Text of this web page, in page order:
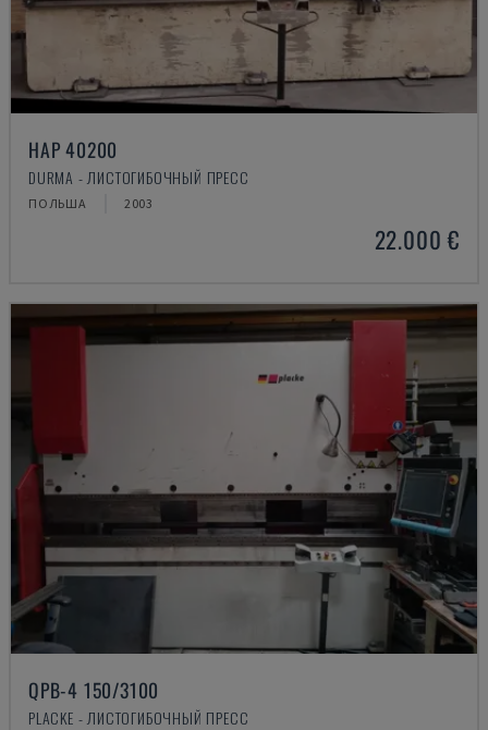
HAP 40200
DURMA - ЛИСТОГИБОЧНЫЙ ПРЕСС
ПОЛЬША 2003
22.000 €
QPB-4 150/3100
PLACKE - ЛИСТОГИБОЧНЫЙ ПРЕСС